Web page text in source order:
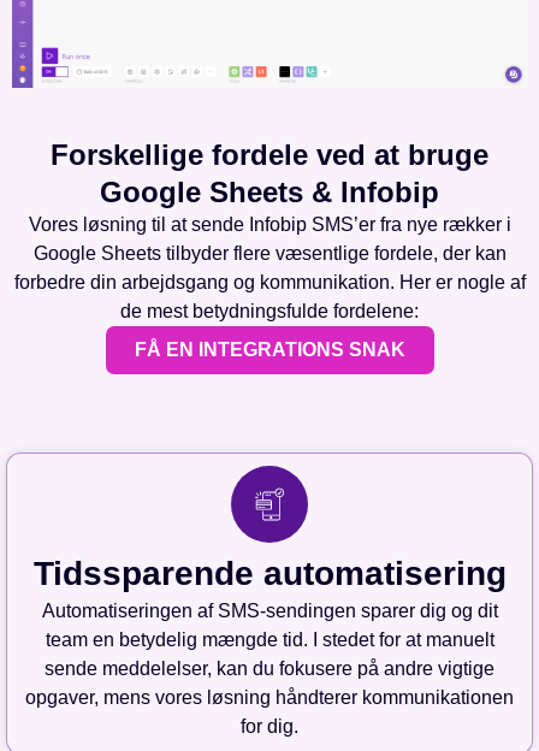
Forskellige fordele ved at bruge
Google Sheets & Infobip
Vores løsning til at sende Infobip SMS’er fra nye rækker i
Google Sheets tilbyder flere væsentlige fordele, der kan
forbedre din arbejdsgang og kommunikation. Her er nogle af
de mest betydningsfulde fordelene:
FÅ EN INTEGRATIONS SNAK
Tidssparende automatisering
Automatiseringen af SMS-sendingen sparer dig og dit
team en betydelig mængde tid. I stedet for at manuelt
sende meddelelser, kan du fokusere på andre vigtige
opgaver, mens vores løsning håndterer kommunikationen
for dig.